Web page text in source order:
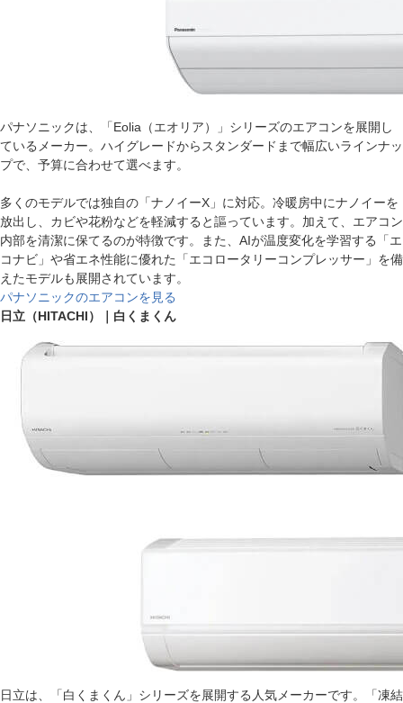
パナソニックは、「Eolia（エオリア）」シリーズのエアコンを展開し
ているメーカー。ハイグレードからスタンダードまで幅広いラインナッ
プで、予算に合わせて選べます。
多くのモデルでは独自の「ナノイーX」に対応。冷暖房中にナノイーを
放出し、カビや花粉などを軽減すると謳っています。加えて、エアコン
内部を清潔に保てるのが特徴です。また、AIが温度変化を学習する「エ
コナビ」や省エネ性能に優れた「エコロータリーコンプレッサー」を備
えたモデルも展開されています。
パナソニックのエアコンを見る
日立（HITACHI）｜白くまくん
日立は、「白くまくん」シリーズを展開する人気メーカーです。「凍結